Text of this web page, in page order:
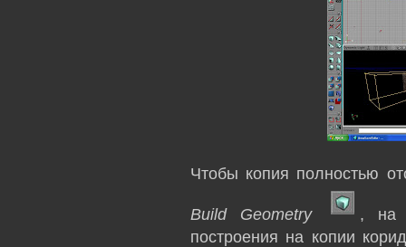
Чтобы копия полностью
Build Geometry
, на
построения на копии